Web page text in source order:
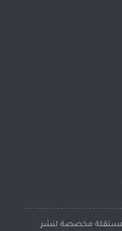
مستقلة مخصصة لنشر